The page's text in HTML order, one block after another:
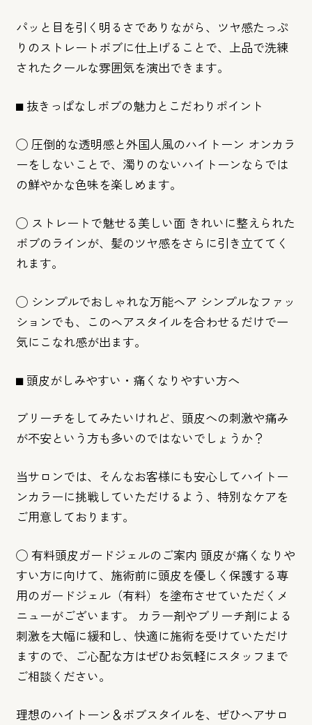
パッと目を引く明るさでありながら、ツヤ感たっぷ
りのストレートボブに仕上げることで、上品で洗練
されたクールな雰囲気を演出できます。
⬛︎ 抜きっぱなしボブの魅力とこだわりポイント
◯ 圧倒的な透明感と外国人風のハイトーン オンカラ
ーをしないことで、濁りのないハイトーンならでは
の鮮やかな色味を楽しめます。
◯ ストレートで魅せる美しい面 きれいに整えられた
ボブのラインが、髪のツヤ感をさらに引き立ててく
れます。
◯ シンプルでおしゃれな万能ヘア シンプルなファッ
ションでも、このヘアスタイルを合わせるだけで一
気にこなれ感が出ます。
⬛︎ 頭皮がしみやすい・痛くなりやすい方へ
ブリーチをしてみたいけれど、頭皮への刺激や痛み
が不安という方も多いのではないでしょうか？
当サロンでは、そんなお客様にも安心してハイトー
ンカラーに挑戦していただけるよう、特別なケアを
ご用意しております。
◯ 有料頭皮ガードジェルのご案内 頭皮が痛くなりや
すい方に向けて、施術前に頭皮を優しく保護する専
用のガードジェル（有料）を塗布させていただくメ
ニューがございます。 カラー剤やブリーチ剤による
刺激を大幅に緩和し、快適に施術を受けていただけ
ますので、ご心配な方はぜひお気軽にスタッフまで
ご相談ください。
理想のハイトーン＆ボブスタイルを、ぜひヘアサロ